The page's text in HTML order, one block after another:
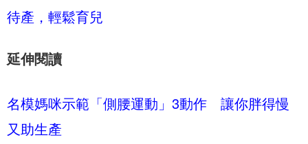
待產，輕鬆育兒
延伸閱讀
名模媽咪示範「側腰運動」3動作 讓你胖得慢
又助生產